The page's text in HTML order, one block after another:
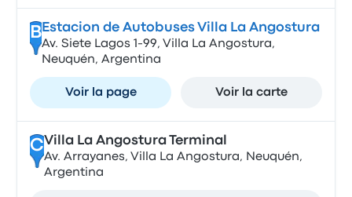
B Estacion de Autobuses Villa La Angostura
Av. Siete Lagos 1-99, Villa La Angostura,
Neuquén, Argentina
Voir la page Voir la carte
CVilla La Angostura Terminal
Av. Arrayanes, Villa La Angostura, Neuquén,
Argentina